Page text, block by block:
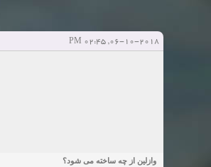
town for night - Real-life Females
06-10-2018, 02:45 PM
وازلین از چه ساخته می شود؟